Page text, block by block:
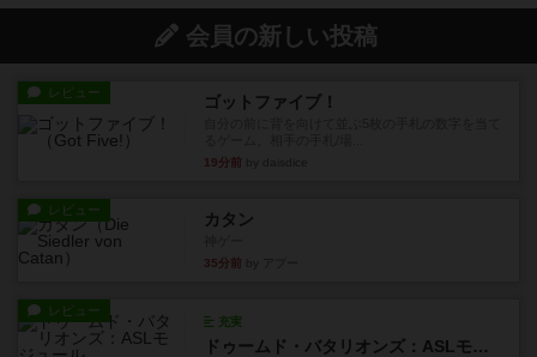
会員の新しい投稿
レビュー ゴットファイブ！
19分前
レビュー カタン
35分前
レビュー
充実
ドゥームド・バタリオンズ：ASLモジュール11